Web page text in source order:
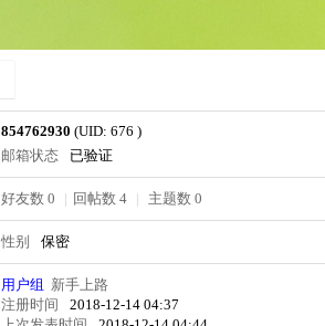
854762930 (UID: 676 )
邮箱状态
已验证
好友数 0 | 回帖数 4 | 主题数 0
性别 保密
用户组 新手上路
注册时间
2018-12-14 04:37